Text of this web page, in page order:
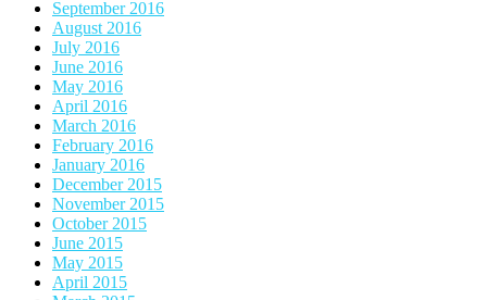
September 2016
August 2016
July 2016
June 2016
May 2016
April 2016
March 2016
February 2016
January 2016
December 2015
November 2015
October 2015
June 2015
May 2015
April 2015